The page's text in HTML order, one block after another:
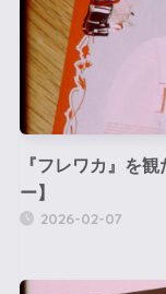
『フレワカ』を
ー】
2026-02-07